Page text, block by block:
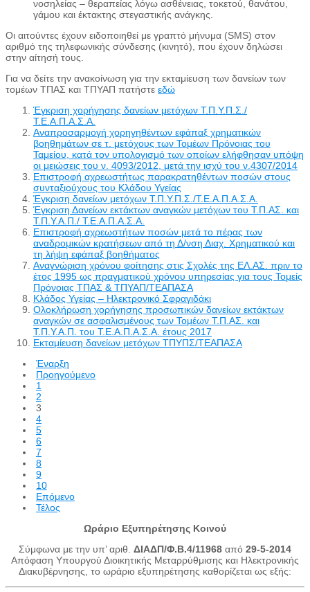
νοσηλείας – θεραπείας λόγω ασθένειας, τοκετού, θανάτου,
γάμου και έκτακτης στεγαστικής ανάγκης.
Οι αιτούντες έχουν ειδοποιηθεί με γραπτό μήνυμα (SMS) στον
αριθμό της τηλεφωνικής σύνδεσης (κινητό), που έχουν δηλώσει
στην αίτησή τους.
Για να δείτε την ανακοίνωση για την εκταμίευση των δανείων των
τομέων ΤΠΑΣ και ΤΠΥΑΠ πατήστε εδώ
Έγκριση χορήγησης δανείων μετόχων Τ.Π.Υ.Π.Σ./
Τ.Ε.Α.Π.Α.Σ.Α.
Αναπροσαρμογή χορηγηθέντων εφάπαξ χρηματικών
βοηθημάτων σε τ. μετόχους των Τομέων Πρόνοιας του
Ταμείου, κατά τον υπολογισμό των οποίων ελήφθησαν υπόψη
οι μειώσεις του ν. 4093/2012, μετά την ισχύ του ν.4307/2014
Επιστροφή αχρεωστήτως παρακρατηθέντων ποσών στους
συνταξιούχους του Κλάδου Υγείας
Έγκριση δανείων μετόχων Τ.Π.Υ.Π.Σ./Τ.Ε.Α.Π.Α.Σ.Α.
Έγκριση Δανείων εκτάκτων αναγκών μετόχων του Τ.Π.ΑΣ. και
Τ.Π.Υ.Α.Π./ Τ.Ε.Α.Π.Α.Σ.Α.
Επιστροφή αχρεωστήτων ποσών μετά το πέρας των
αναδρομικών κρατήσεων από τη Δ/νση Διαχ. Χρηματικού και
τη λήψη εφάπαξ βοηθήματος
Αναγνώριση χρόνου φοίτησης στις Σχολές της ΕΛ.ΑΣ. πριν το
έτος 1995 ως πραγματικού χρόνου υπηρεσίας για τους Τομείς
Πρόνοιας ΤΠΑΣ & ΤΠΥΑΠ/ΤΕΑΠΑΣΑ
Κλάδος Υγείας – Ηλεκτρονικό Σφραγιδάκι
Ολοκλήρωση χορήγησης προσωπικών δανείων εκτάκτων
αναγκών σε ασφαλισμένους των Τομέων Τ.Π.ΑΣ. και
Τ.Π.Υ.Α.Π. του Τ.Ε.Α.Π.Α.Σ.Α. έτους 2017
Εκταμίευση δανείων μετόχων ΤΠΥΠΣ/ΤΕΑΠΑΣΑ
Έναρξη
Προηγούμενο
1
2
3
4
5
6
7
8
9
10
Επόμενο
Τέλος
Ωράριο Εξυπηρέτησης Κοινού
Σύμφωνα με την υπ’ αριθ. ΔΙΑΔΠ/Φ.Β.4/11968 από 29-5-2014
Απόφαση Υπουργού Διοικητικής Μεταρρύθμισης και Ηλεκτρονικής
Διακυβέρνησης, το ωράριο εξυπηρέτησης καθορίζεται ως εξής: